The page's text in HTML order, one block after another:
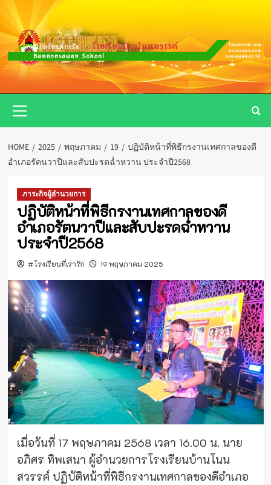
Skip
content
Menu
HOME 2025 พฤษภาคม 19
ปฏิบัติหน้าที่พิธีกรงานเทศกาลของดี
อำเภอรัตนวาปีและสับปะรดฉ่ำหวาน ประจำปี2568
ภาระกิจผู้อำนวยการ
ปฏิบัติหน้าที่พิธีกรงานเทศกาลของดี
อำเภอรัตนวาปีและสับปะรดฉ่ำหวาน
ประจำปี2568
#โรงเรียนที่เรารัก 19 พฤษภาคม 2025
เมื่อวันที่ 17 พฤษภาคม 2568 เวลา 16.00 น. นาย
อภิศร ทิพเสนา ผู้อำนวยการโรงเรียนบ้านโนน
สวรรค์ ปฏิบัติหน้าที่พิธีกรงานเทศกาลของดีอำเภอ